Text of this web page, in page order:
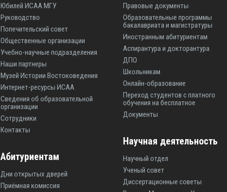
Юбилей ИСАА МГУ
Руководство
Попечительский совет
Общественные организации
Учебно-научные подразделения
Наши партнеры
Музей Истории Востоковедения
Интернет-ресурсы ИСАА
Сведения об образовательной
организации
Сотрудники
Контакты
Абитуриентам
Дни открытых дверей
Приёмная комиссия
Правовые документы
Образовательные программы
бакалавриата и магистратуры
Иностранным абитуриентам
Аспирантура и докторантура
ДПО
Школьникам
Онлайн-образование
Переход студентов с платного
обучения на бесплатное
Документы
Научная деятельность
Научный отдел
Ученый совет
Диссертационные советы